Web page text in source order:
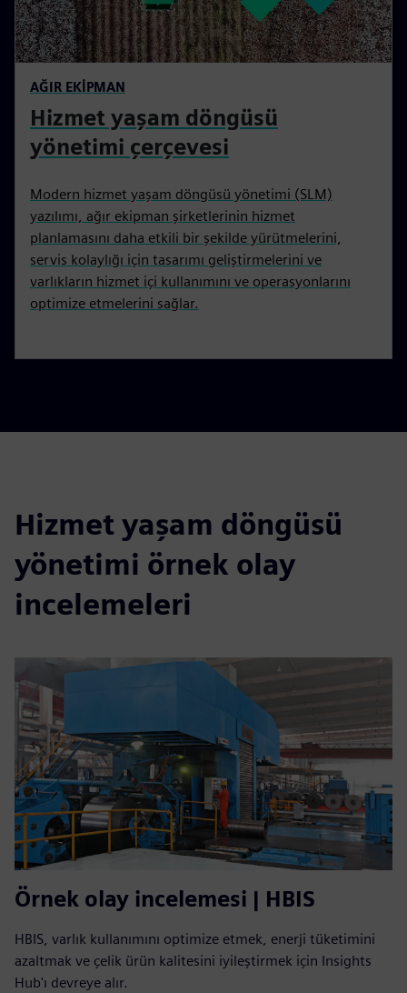
AĞIR EKİPMAN
Hizmet yaşam döngüsü
yönetimi çerçevesi
Modern hizmet yaşam döngüsü yönetimi (SLM)
yazılımı, ağır ekipman şirketlerinin hizmet
planlamasını daha etkili bir şekilde yürütmelerini,
servis kolaylığı için tasarımı geliştirmelerini ve
varlıkların hizmet içi kullanımını ve operasyonlarını
optimize etmelerini sağlar.
Hizmet yaşam döngüsü
yönetimi örnek olay
incelemeleri
Örnek olay incelemesi | HBIS
HBIS, varlık kullanımını optimize etmek, enerji tüketimini
azaltmak ve çelik ürün kalitesini iyileştirmek için Insights
Hub'ı devreye alır.